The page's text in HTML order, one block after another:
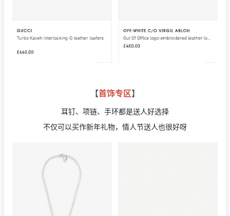
【首饰专区】
耳钉、项链、手环都是送人好选择
不仅可以买作新年礼物，情人节送人也很好呀